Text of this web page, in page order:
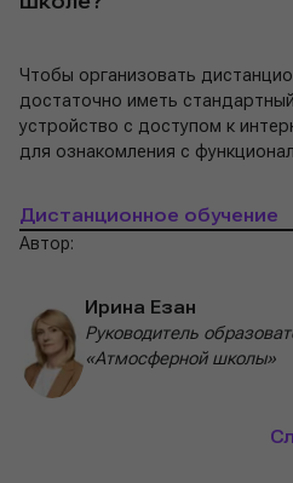
Чтобы организовать
достаточно иметь
устройство с доступом к
для ознакомления с
Дистанционное обучение
Автор:
Ирина Езан
Руководитель
«Атмосферной школы»